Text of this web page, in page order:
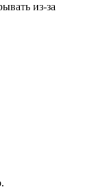
из-за